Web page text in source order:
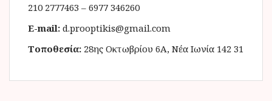
210 2777463 – 6977 346260
E-mail: d.prooptikis@gmail.com
Τοποθεσία: 28ης Οκτωβρίου 6Α, Νέα Ιωνία 142 31